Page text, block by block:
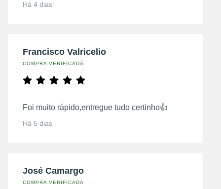
Há 4 dias
Francisco Valricelio
COMPRA VERIFICADA
Foi muito rápido,entregue tudo certinho👍
Há 5 dias
José Camargo
COMPRA VERIFICADA